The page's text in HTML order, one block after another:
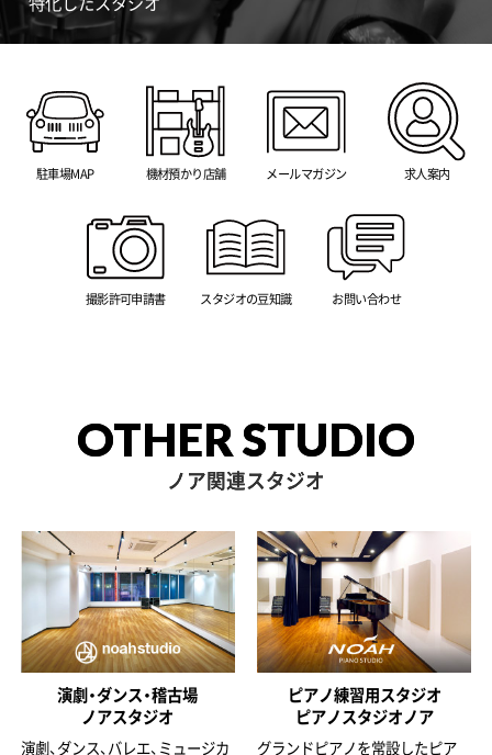
駐車場MAP 機材預かり店舗 メールマガジン 求人案内
撮影許可申請書 スタジオの豆知識 お問い合わせ
OTHER STUDIO
ノア関連スタジオ
演劇・ダンス・稽古場
ノアスタジオ
演劇、ダンス、バレエ、ミュージカ
ピアノ練習用スタジオ
ピアノスタジオノア
グランドピアノを常設したピア